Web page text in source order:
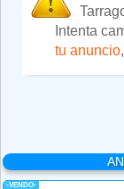
Intenta
tu anuncio
-VENDO-